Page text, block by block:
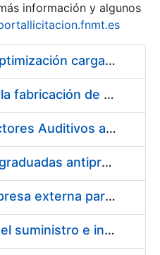
información y algunos
Pliego condiciones optimización cargas compras firmado
Acuerdo marco para la fabricación de piezas
Suministro de Protectores Auditivos a medida para las personas trabajadoras de los Centros de Trabajo de Madrid y Burgos
Suministro de gafas graduadas antiproyecciones para los trabajadores de la FNMT-RCM en los centros de trabajo de Madrid y Burgos
Servicios de una empresa externa para el asesoramiento y resolución de los recursos de alzada que se presentan relacionados con procesos de selección para la FNMT-RCM
Acuerdo marco para el suministro e instalación de persianas, estores y otros complementos